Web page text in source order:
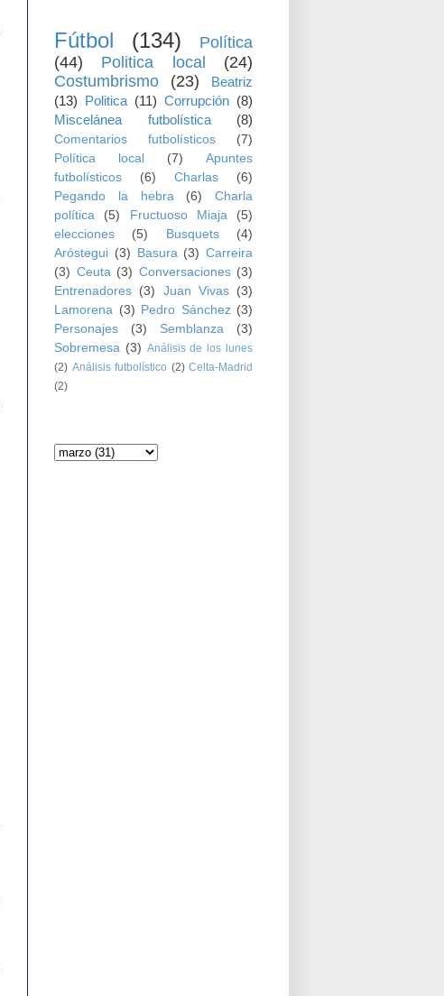
Fútbol (134)
Política
(44)
Politica local
(24)
Costumbrismo
(23)
Beatriz
(13) Politica (11) Corrupción (8)
Miscelánea futbolística
(8)
Comentarios futbolísticos
(7)
Política local
(7)
Apuntes
futbolísticos
(6) Charlas
(6)
Pegando la hebra
(6)
Charla
política
(5) Fructuoso Miaja
(5)
elecciones
(5) Busquets
(4)
Aróstegui (3) Basura (3) Carreira
(3) Ceuta (3) Conversaciones (3)
Entrenadores (3) Juan Vivas
(3)
Lamorena (3) Pedro Sánchez (3)
Personajes
(3) Semblanza
(3)
Sobremesa (3) Análisis de los lunes
(2) Análisis futbolístico (2) Celta-Madrid
(2)